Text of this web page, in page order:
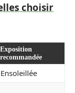
choisir
Exposition
recommandée
Ensoleillée